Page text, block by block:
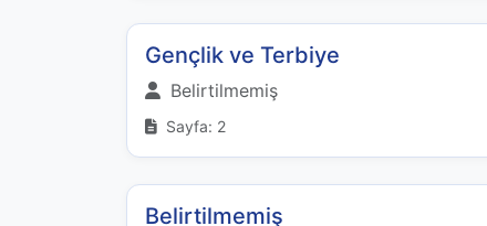
Gençlik ve Terbiye
Belirtilmemiş
Sayfa: 2
Belirtilmemiş